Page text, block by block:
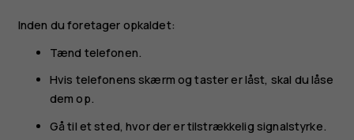
Inden du foretager opkaldet:
Tænd telefonen.
Hvis telefonens skærm og taster er låst, skal du låse
dem op.
Gå til et sted, hvor der er tilstrækkelig signalstyrke.